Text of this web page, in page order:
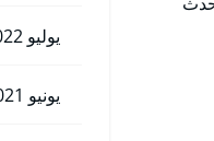
يوليو 2022
يونيو 2021